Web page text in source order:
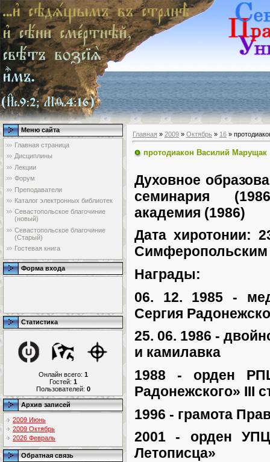
Меню сайта
Главная страница
Дисциплины
Лекции
Форум
Преподаватели
Каталог электронных библиотек
Севастопольское благочиние
(новый)
Севастопольское благочиние
(Старый)
Гостевая книга
Форма входа
Статистика
Онлайн всего: 1
Гостей: 1
Пользователей: 0
Архив записей
2009 Июнь
2009 Октябрь
2026 Февраль
Обратная связь
Главная » 2009 » Октябрь » 16 »
протодиакон Василий Марущак
Духовное
семинария
академия (1986)
Дата хиротонии:
Награды:
06. 12. 1985 -
Сергия
25. 06. 1986 -
и камилавка
1988 - орден
Радонежского» III
1996 - грамота
2001 - орден УПЦ
Летописца»